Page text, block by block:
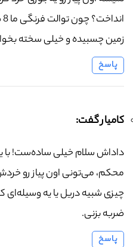
زمین چسبیده و خیلی سخته
پاسخ
کامیار گفت:
داداش سلام خیلی ساده‌ست! با
محکم، می‌تونی اون پیاز رو
چیزی شبیه دریل یا یه
ضربه بزنی.
پاسخ